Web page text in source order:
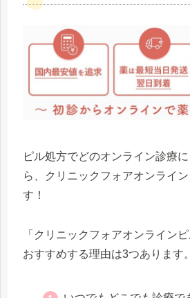
ピル処方でどのオンライン診療
ら、クリニックフォアオンライ
す！
「クリニックフォアオンライン
おすすめする理由は3つあります。